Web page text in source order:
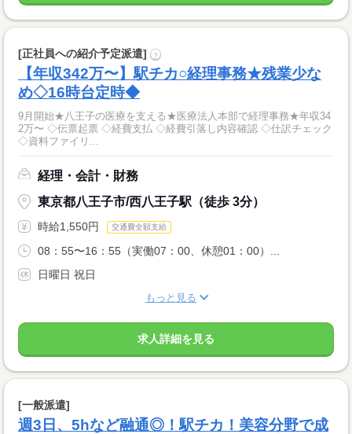
[正社員への紹介予定派遣] ?
【年収342万〜】駅チカ○経理事務★残業少な
め◇16時台定時◆
9月開始★八王子の医療を支える★医療法人本部で経理事務★年収34
2万〜 ◇伝票起票 ◇経費支払 ◇経費引落し内容確認 ◇仕訳チェック
◇資料ファイリ...
経理・会計・財務
東京都八王子市/西八王子駅（徒歩 3分）
時給1,550円 交通費全額支給
08：55〜16：55（実働07：00、休憩01：00）...
日曜日 祝日
もっと見る
求人詳細を見る
[一般派遣]
週3日、5hなど融通◎！駅チカ！美容分野で成